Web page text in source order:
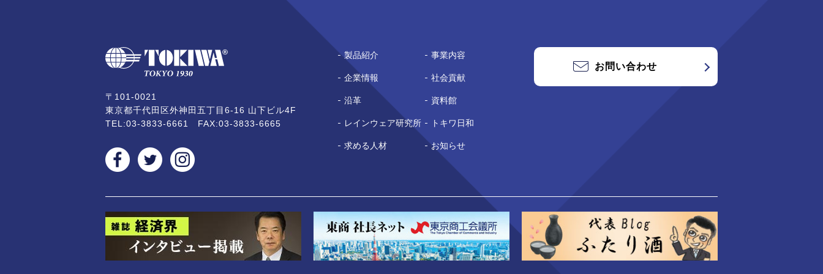
〒101-0021
東京都千代田区外神田五丁目6-16 山下ビル4F
TEL:03-3833-6661 FAX:03-3833-6665
製品紹介 事業内容
企業情報 社会貢献
沿革 資料館
レインウェア研究所 トキワ日和
求める人材 お知らせ
お問い合わせ